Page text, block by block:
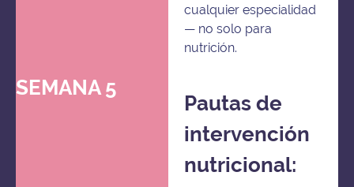
cualquier especialidad
— no solo para
nutrición.
SEMANA 5
Pautas de
intervención
nutricional: